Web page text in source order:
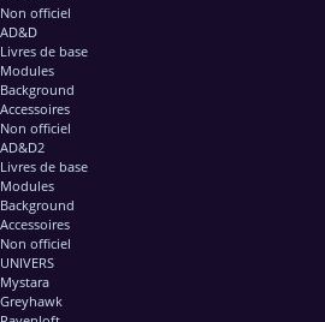
Non officiel
AD&D
Livres de base
Modules
Background
Accessoires
Non officiel
AD&D2
Livres de base
Modules
Background
Accessoires
Non officiel
UNIVERS
Mystara
Greyhawk